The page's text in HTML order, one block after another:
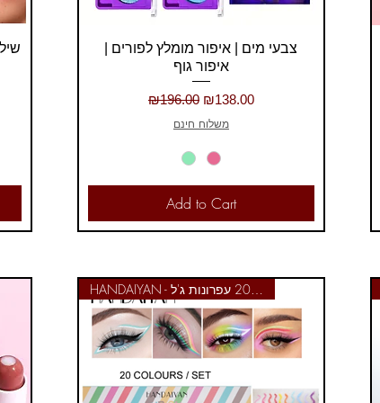
Quick View
צבעי מים | איפור מומלץ לפורים |
איפור גוף
Regular Price
₪196.00 Sale Price
₪138.00
משלוח חינם
Add to Cart
HANDAIYAN - סט 20 עפרונות ג'ל